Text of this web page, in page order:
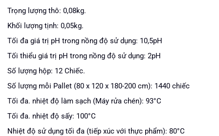
Trọng lượng thô: 0,08kg.
Khối lượng tịnh: 0,05kg.
Tối đa giá trị pH trong nồng độ sử dụng: 10,5pH
Tối thiểu giá trị pH trong nồng độ sử dụng: 2pH
Số lượng hộp: 12 Chiếc.
Số lượng mỗi Pallet (80 x 120 x 180-200 cm): 1440 chiếc
Tối đa. nhiệt độ làm sạch (Máy rửa chén): 93°C
Tối đa. nhiệt độ sấy: 100°C
Nhiệt độ sử dụng tối đa (tiếp xúc với thực phẩm): 80°C